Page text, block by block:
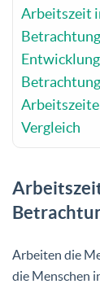
Arbeitszeit
Vergleich
Arbeiten die
die Menschen